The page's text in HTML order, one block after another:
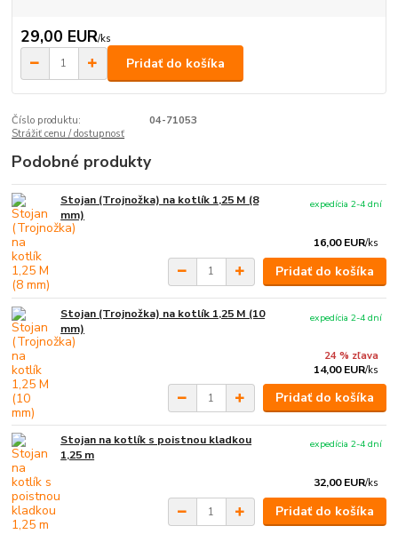
29,00 EUR/ks
Pridať do košíka
Číslo produktu:
04-71053
Strážiť cenu / dostupnosť
Podobné produkty
Stojan (Trojnožka) na kotlík 1,25 M (8
mm)
16,00 EUR/ks
expedícia 2-4 dní
Pridať do košíka
Stojan (Trojnožka) na kotlík 1,25 M (10
mm)
24 % zľava
14,00 EUR/ks
expedícia 2-4 dní
Pridať do košíka
Stojan na kotlík s poistnou kladkou
1,25 m
32,00 EUR/ks
expedícia 2-4 dní
Pridať do košíka